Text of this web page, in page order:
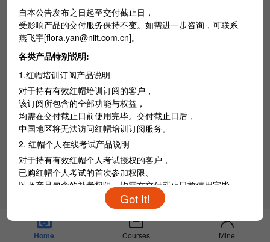
Home Courses Mine
自本公告发布之日起至交付截止日，
受影响产品的交付服务保持不变。如需进一步咨询，可联系
燕飞宇[flora.yan@niit.com.cn]。
各类产品特别说明:
1.红帽培训订阅产品说明
对于持有有效红帽培训订阅的客户，
该订阅所包含的全部功能与权益，
均需在交付截止日前使用完毕。交付截止日后，
中国地区将无法访问红帽培训订阅服务。
2. 红帽个人在线考试产品说明
对于持有有效红帽个人考试授权的客户，
已购红帽个人考试的首次参加权限、
以及产品包含的补考权限，均需在交付截止日前使用完毕。
中国地区将无法访问红帽个人在线考试相关服务。